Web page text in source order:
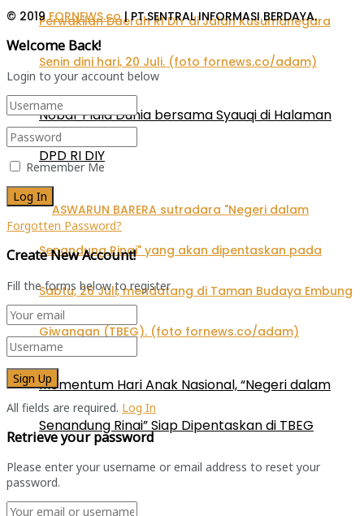
Nobar Piala Dunia bersama Syauqi di Halaman
DPD RI DIY
Momentum Hari Anak Nasional, “Negeri dalam
Senandung Rinai” Siap Dipentaskan di TBEG
© 2019FORNEWS.co| PT.SENTRAL INFORMASI BERDAYA.
Welcome Back!
Login to your account below
Remember Me
Forgotten Password?
Create New Account!
Fill the forms below to register
All fields are required. Log In
Retrieve your password
Please enter your username or email address to reset your
password.